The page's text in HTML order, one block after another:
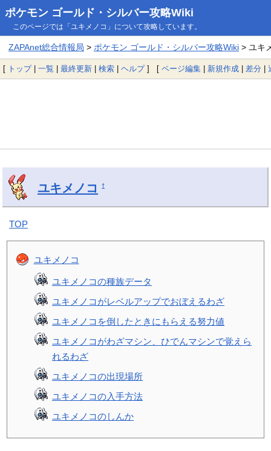
ポケモン ゴールド・シルバー攻略Wiki
このページでは「ユキメノコ」について攻略しています。
ZAPAnet総合情報局 > ポケモン ゴールド・シルバー攻略Wiki> ユキ
[ トップ| 一覧 | 最終更新 | 検索 | ヘルプ] [ ページ編集 | 新規作成 | 差分 |
ユキメノコ †
TOP
ユキメノコ
ユキメノコの種族データ
ユキメノコがレベルアップでおぼえるわざ
ユキメノコを倒したときにもらえる努力値
ユキメノコがわざマシン、ひでんマシンで覚えら
れるわざ
ユキメノコの出現場所
ユキメノコの入手方法
ユキメノコのしんか